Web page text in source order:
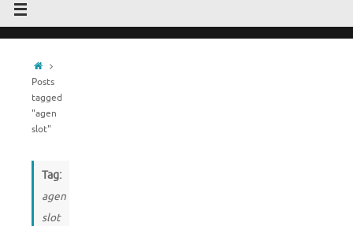
Home
Posts
tagged
"agen
slot"
Tag:
agen
slot